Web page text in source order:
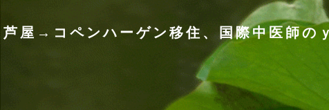
芦屋→コペンハーゲン移住、国際中医師の